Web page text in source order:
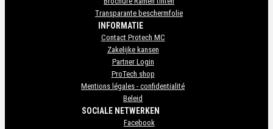
Transparante beschermfolie
INFORMATIE
Contact Protech MC
Zakelijke kansen
Partner Login
ProTech shop
Mentions légales - confidentialité
Beleid
SOCIALE NETWERKEN
Facebook